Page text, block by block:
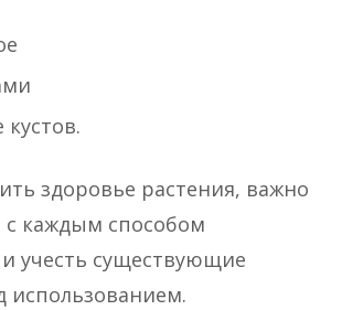
здоровье растения, важно
с каждым способом
учесть существующие
использованием.